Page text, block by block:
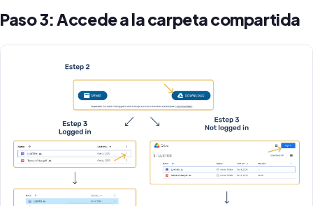
Paso 3: Accede a la carpeta compartida